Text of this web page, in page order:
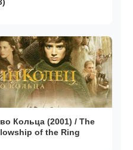
Кольца (2001) / The
of the Ring